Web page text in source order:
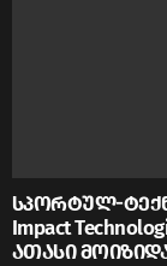
სპორტულ-
Impact
ათასი